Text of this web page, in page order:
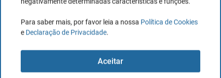
Para saber mais, por favor leia a nossa Política de Cookies
e Declaração de Privacidade.
Aceitar
custódia ou administração.